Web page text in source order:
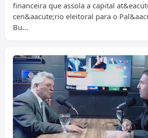
financeira que assola a capital
cen&aacute;rio eleitoral para o
Bu...